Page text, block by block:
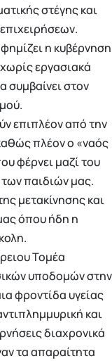
στέγης και
η κυβέρνηση
εργασιακά
συμβαίνει στον
επιπλέον από την
πλέον ο «ναός
φέρνει μαζί του
παιδιών μας.
μετακίνησης και
όπου ήδη η
Τομέα
υποδομών στην
φροντίδα υγείας
και
διαχρονικά
τα απαραίτητα